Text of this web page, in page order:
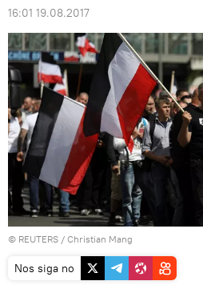
16:01 19.08.2017
© REUTERS / Christian Mang
Nos siga no